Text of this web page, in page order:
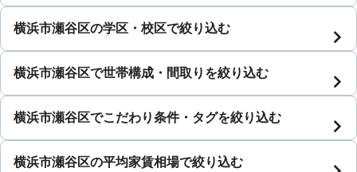
横浜市瀬谷区の学区・校区で絞り込む
横浜市瀬谷区で世帯構成・間取りを絞り込む
横浜市瀬谷区でこだわり条件・タグを絞り込む
横浜市瀬谷区の平均家賃相場で絞り込む